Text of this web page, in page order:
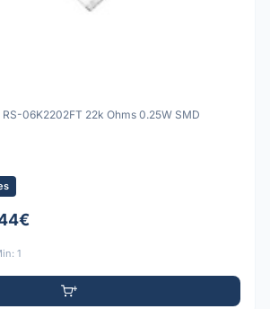
06K2202FT 22k Ohms 0.25W SMD
1